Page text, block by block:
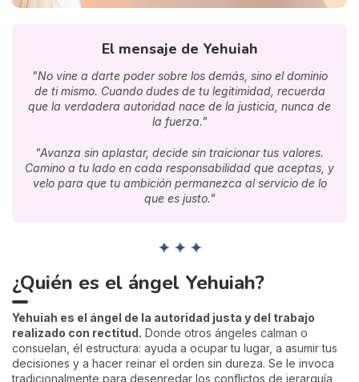
El mensaje de Yehuiah
"No vine a darte poder sobre los demás, sino el dominio
de ti mismo. Cuando dudes de tu legitimidad, recuerda
que la verdadera autoridad nace de la justicia, nunca de
la fuerza."
"Avanza sin aplastar, decide sin traicionar tus valores.
Camino a tu lado en cada responsabilidad que aceptas, y
velo para que tu ambición permanezca al servicio de lo
que es justo."
✦ ✦ ✦
¿Quién es el ángel Yehuiah?
Yehuiah es el ángel de la autoridad justa y del trabajo
realizado con rectitud. Donde otros ángeles calman o
consuelan, él estructura: ayuda a ocupar tu lugar, a asumir tus
decisiones y a hacer reinar el orden sin dureza. Se le invoca
tradicionalmente para desenredar los conflictos de jerarquía,